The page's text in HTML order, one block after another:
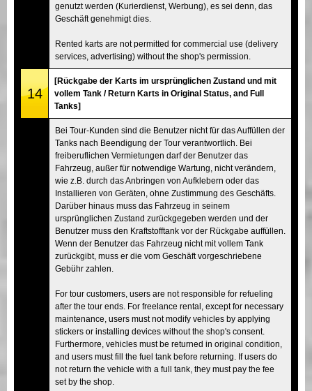
genutzt werden (Kurierdienst, Werbung), es sei denn, das
Geschäft genehmigt dies.
Rented karts are not permitted for commercial use (delivery
services, advertising) without the shop's permission.
14
[Rückgabe der Karts im ursprünglichen Zustand und mit
vollem Tank / Return Karts in Original Status, and Full
Tanks]
Bei Tour-Kunden sind die Benutzer nicht für das Auffüllen der
Tanks nach Beendigung der Tour verantwortlich. Bei
freiberuflichen Vermietungen darf der Benutzer das
Fahrzeug, außer für notwendige Wartung, nicht verändern,
wie z.B. durch das Anbringen von Aufklebern oder das
Installieren von Geräten, ohne Zustimmung des Geschäfts.
Darüber hinaus muss das Fahrzeug in seinem
ursprünglichen Zustand zurückgegeben werden und der
Benutzer muss den Kraftstofftank vor der Rückgabe auffüllen.
Wenn der Benutzer das Fahrzeug nicht mit vollem Tank
zurückgibt, muss er die vom Geschäft vorgeschriebene
Gebühr zahlen.
For tour customers, users are not responsible for refueling
after the tour ends. For freelance rental, except for necessary
maintenance, users must not modify vehicles by applying
stickers or installing devices without the shop's consent.
Furthermore, vehicles must be returned in original condition,
and users must fill the fuel tank before returning. If users do
not return the vehicle with a full tank, they must pay the fee
set by the shop.